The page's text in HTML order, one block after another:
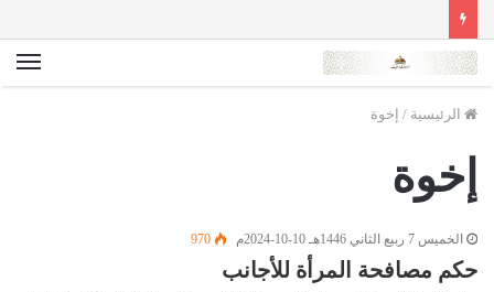
الرئيسية / إخوة
إخوة
الخميس 7 ربيع الثاني 1446هـ 10-10-2024م 970
حكم مصافحة المرأة للأجانب